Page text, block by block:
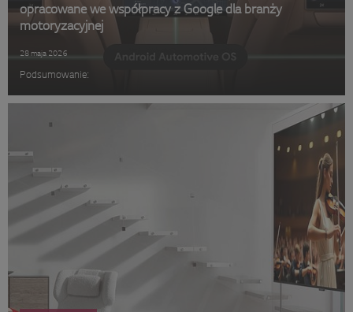
opracowane we współpracy z Google dla branży
motoryzacyjnej
28 maja 2026
Podsumowanie: